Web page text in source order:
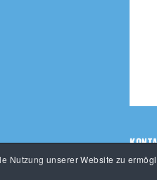
Nutzung unserer Website zu